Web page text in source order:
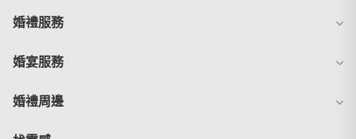
婚禮服務
婚宴服務
婚禮周邊